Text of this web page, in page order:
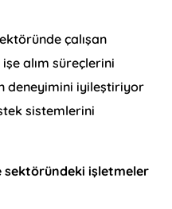
çalışan
alım süreçlerini
deneyimini iyileştiriyor
sistemlerini
sektöründeki işletmeler